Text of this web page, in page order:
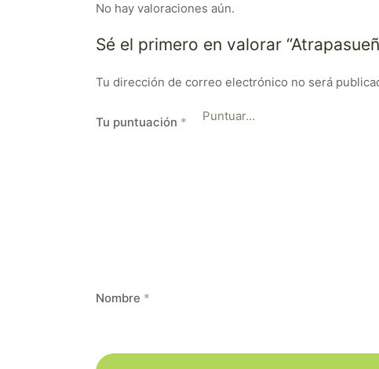
No hay valoraciones aún.
Sé el primero en valorar
Tu dirección de correo electrónico no será
Tu puntuación *
Nombre *